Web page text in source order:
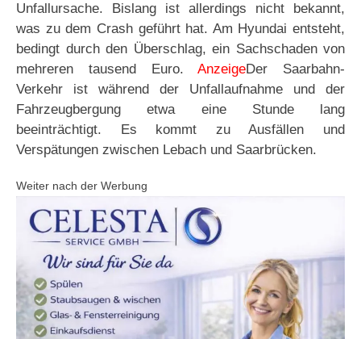
Unfallursache. Bislang ist allerdings nicht bekannt,
was zu dem Crash geführt hat. Am Hyundai entsteht,
bedingt durch den Überschlag, ein Sachschaden von
mehreren tausend Euro.AnzeigeDer Saarbahn-
Verkehr ist während der Unfallaufnahme und der
Fahrzeugbergung etwa eine Stunde lang
beeinträchtigt. Es kommt zu Ausfällen und
Verspätungen zwischen Lebach und Saarbrücken.
Weiter nach der Werbung